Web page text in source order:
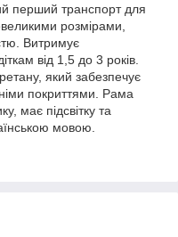
перший транспорт для
розмірами,
Витримує
від 1,5 до 3 років.
який забезпечує
покриттями. Рама
має підсвітку та
мовою.